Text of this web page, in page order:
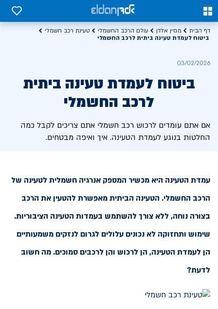
0
0
דף הבית מגזין אלדן עולם הרכב החשמלי
טעינת רכב חשמלי
ביטוח לעמדת טעינה ביתית לרכב החשמלי
03/02/2026
ביטוח לעמדת טעינה ביתית
לרכב החשמלי
אם אתם עומדים לרכוש רכב חשמלי אתם צריכים לקבל כמה
החלטות בנוגע לעמדת הטעינה. איך ואיפה מבטחים.
עמדת הטעינה היא מכשיר המספק אנרגיה חשמלית לטעינה של
הרכב החשמלי. הטעינה הביתית מאפשרת להטעין את הרכב
בצורה נוחה, ללא צורך להשתמש בעמדות הטעינה הציבוריות.
שימוש ותחזוקה לא נכונים עלולים לגרום לנזקים משמעותיים
הן לעמדת הטעינה, הן לרכוש והן לרכבים סמוכים. מה חשוב
לדעת?